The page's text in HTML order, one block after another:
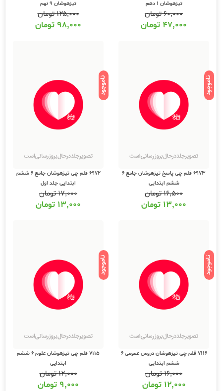
تیزهوشان 1 دهم
۶۰,۰۰۰تومان
۴۷,۰۰۰ تومان
تیزهوشان 9 نهم
۱۲۵,۰۰۰تومان
۹۸,۰۰۰ تومان
ناموجود
6973 قلم چی پاسخ تیزهوشان جامع 6
ششم ابتدایی
۱۶,۵۰۰تومان
۱۳,۰۰۰ تومان
ناموجود
6972 قلم چی تیزهوشان جامع 6 ششم
ابتدایی جلد اول
۱۷,۰۰۰تومان
۱۳,۰۰۰ تومان
ناموجود
7116 قلم چی تیزهوشان دروس عمومی 6
ششم ابتدایی
۱۶,۰۰۰تومان
۱۲,۰۰۰ تومان
ناموجود
7115 قلم چی تیزهوشان علوم 6 ششم
ابتدایی
۱۲,۰۰۰تومان
۹,۰۰۰ تومان